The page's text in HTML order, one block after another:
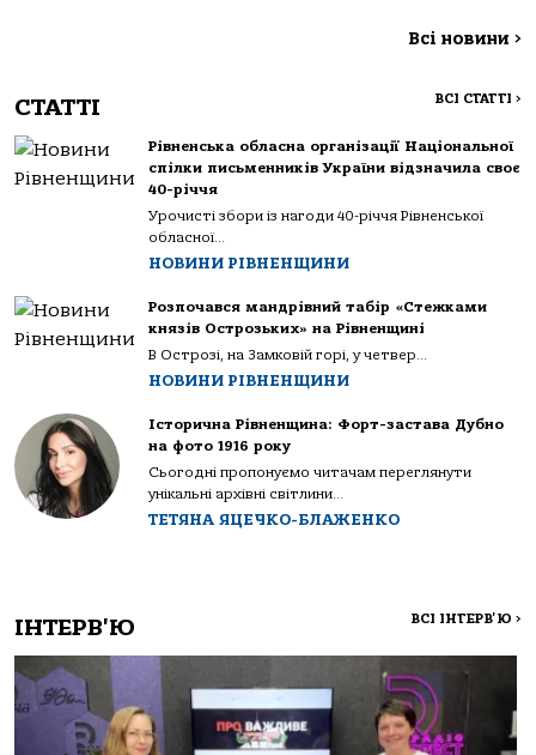
Всі новини >
СТАТТІ ВСІ СТАТТІ >
Рівненська обласна організації Національної
спілки письменників України відзначила своє
40-річчя
Урочисті збори із нагоди 40-річчя Рівненської
обласної...
НОВИНИ РІВНЕНЩИНИ
Розпочався мандрівний табір «Стежками
князів Острозьких» на Рівненщині
В Острозі, на Замковій горі, у четвер...
НОВИНИ РІВНЕНЩИНИ
Історична Рівненщина: Форт-застава Дубно
на фото 1916 року
Сьогодні пропонуємо читачам переглянути
унікальні архівні світлини...
ТЕТЯНА ЯЦЕЧКО-БЛАЖЕНКО
ІНТЕРВ'Ю ВСІ ІНТЕРВ'Ю >